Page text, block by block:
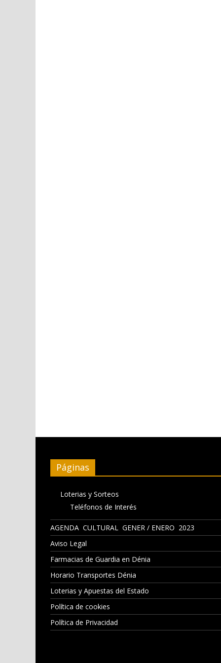
Páginas
Loterias y Sorteos
Teléfonos de Interés
AGENDA CULTURAL GENER / ENERO 2023
Aviso Legal
Farmacias de Guardia en Dénia
Horario Transportes Dénia
Loterias y Apuestas del Estado
Política de cookies
Política de Privacidad